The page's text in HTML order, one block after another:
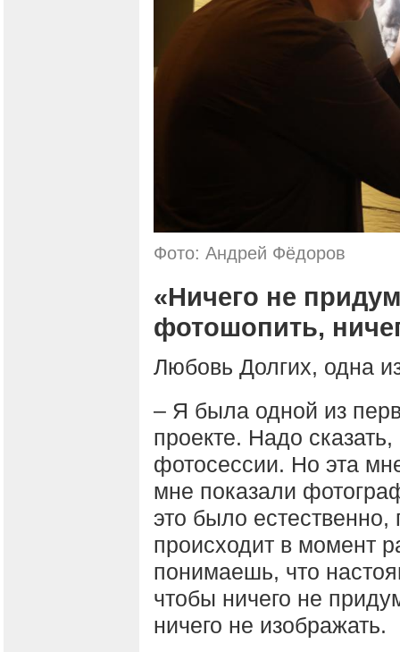
Фото: Андрей Фёдоров
«Ничего не
фотошопить,
Любовь Долгих, одна
– Я была одной из
проекте. Надо
фотосессии. Но эта
мне показали
это было
происходит в момент
понимаешь, что
чтобы ничего не
ничего не изображать.